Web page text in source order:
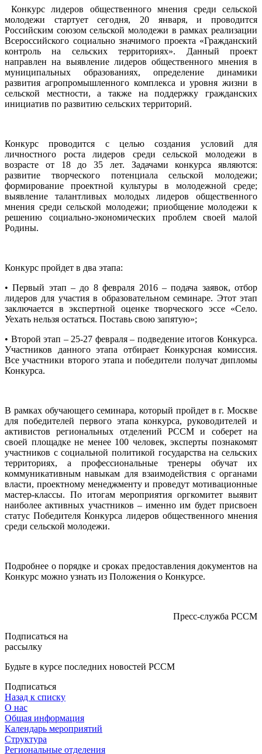
Конкурс лидеров общественного мнения среди сельской
молодежи стартует сегодня, 20 января, и проводится
Российским союзом сельской молодежи в рамках реализации
Всероссийского социально значимого проекта «Гражданский
контроль на сельских территориях». Данный проект
направлен на выявление лидеров общественного мнения в
муниципальных образованиях, определение динамики
развития агропромышленного комплекса и уровня жизни в
сельской местности, а также на поддержку гражданских
инициатив по развитию сельских территорий.
Конкурс проводится с целью создания условий для
личностного роста лидеров среди сельской молодежи в
возрасте от 18 до 35 лет. Задачами конкурса являются:
развитие творческого потенциала сельской молодежи;
формирование проектной культуры в молодежной среде;
выявление талантливых молодых лидеров общественного
мнения среди сельской молодежи; приобщение молодежи к
решению социально-экономических проблем своей малой
Родины.
Конкурс пройдет в два этапа:
• Первый этап – до 8 февраля 2016 – подача заявок, отбор
лидеров для участия в образовательном семинаре. Этот этап
заключается в экспертной оценке творческого эссе «Село.
Уехать нельзя остаться. Поставь свою запятую»;
• Второй этап – 25-27 февраля – подведение итогов Конкурса.
Участников данного этапа отбирает Конкурсная комиссия.
Все участники второго этапа и победители получат дипломы
Конкурса.
В рамках обучающего семинара, который пройдет в г. Москве
для победителей первого этапа конкурса, руководителей и
активистов региональных отделений РССМ и соберет на
своей площадке не менее 100 человек, эксперты познакомят
участников с социальной политикой государства на сельских
территориях, а профессиональные тренеры обучат их
коммуникативным навыкам для взаимодействия с органами
власти, проектному менеджменту и проведут мотивационные
мастер-классы. По итогам мероприятия оргкомитет выявит
наиболее активных участников – именно им будет присвоен
статус Победителя Конкурса лидеров общественного мнения
среди сельской молодежи.
Подробнее о порядке и сроках предоставления документов на
Конкурс можно узнать из Положения о Конкурсе.
Пресс-служба РССМ
Подписаться на
рассылку
Будьте в курсе последних новостей РССМ
Подписаться
Назад к списку
О нас
Общая информация
Календарь мероприятий
Структура
Региональные отделения